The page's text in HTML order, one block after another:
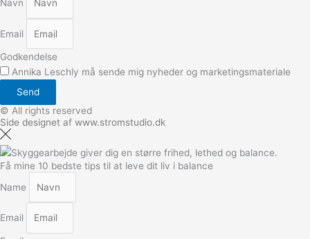
Navn
Email
Godkendelse
Annika Leschly må sende mig nyheder og marketingsmateriale
Send
© All rights reserved
Side designet af www.stromstudio.dk
Få mine 10 bedste tips til at leve dit liv i balance
Name
Email